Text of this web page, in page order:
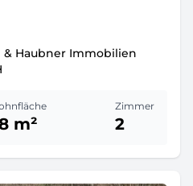
& Haubner Immobilien
m²
Zimmer
2